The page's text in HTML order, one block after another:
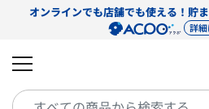
オンラインでも店舗でも使える！貯ま
詳